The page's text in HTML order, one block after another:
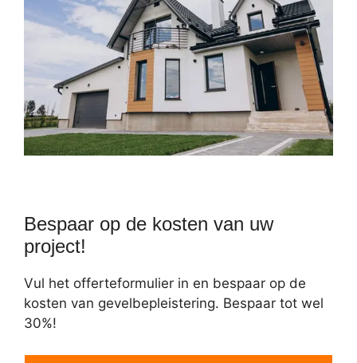
Bespaar op de kosten van uw
project!
Vul het offerteformulier in en bespaar op de
kosten van gevelbepleistering. Bespaar tot wel
30%!